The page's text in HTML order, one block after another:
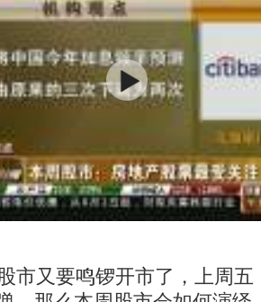
市又要鸣锣开市了，上周五